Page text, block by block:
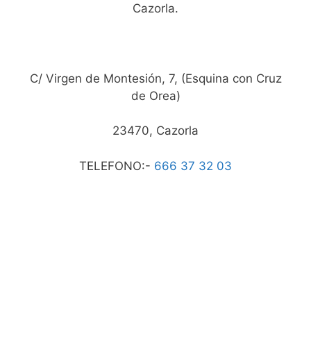
Cazorla.
C/ Virgen de Montesión, 7, (Esquina con Cruz
de Orea)
23470, Cazorla
TELEFONO:- 666 37 32 03